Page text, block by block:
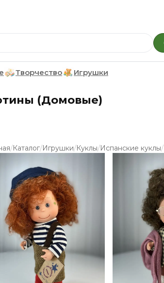
Творчество Игрушки
(Домовые)
/Каталог/Игрушки/Куклы/Испанские куклы/